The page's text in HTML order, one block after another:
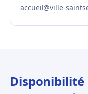
accueil@ville-
Disponibilité